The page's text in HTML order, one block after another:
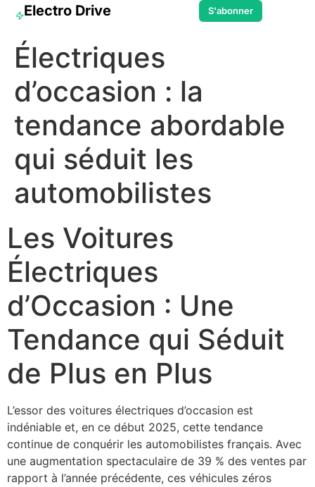
Electro Drive S'abonner
Électriques
d’occasion : la
tendance abordable
qui séduit les
automobilistes
Les Voitures
Électriques
d’Occasion : Une
Tendance qui Séduit
de Plus en Plus
L’essor des voitures électriques d’occasion est
indéniable et, en ce début 2025, cette tendance
continue de conquérir les automobilistes français. Avec
une augmentation spectaculaire de 39 % des ventes par
rapport à l’année précédente, ces véhicules zéros